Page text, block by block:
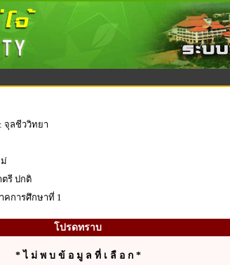
จุลชีววิทยา
รี ปกติ
คการศึกษาที่ 1
โปรดทราบ
* ไ ม่ พ บ ข้ อ มู ล ที่ เ ลื อ ก *